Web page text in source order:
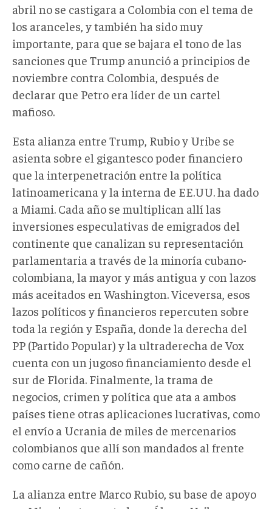
abril no se castigara a Colombia con el tema de
los aranceles, y también ha sido muy
importante, para que se bajara el tono de las
sanciones que Trump anunció a principios de
noviembre contra Colombia, después de
declarar que Petro era líder de un cartel
mafioso.
Esta alianza entre Trump, Rubio y Uribe se
asienta sobre el gigantesco poder financiero
que la interpenetración entre la política
latinoamericana y la interna de EE.UU. ha dado
a Miami. Cada año se multiplican allí las
inversiones especulativas de emigrados del
continente que canalizan su representación
parlamentaria a través de la minoría cubano-
colombiana, la mayor y más antigua y con lazos
más aceitados en Washington. Viceversa, esos
lazos políticos y financieros repercuten sobre
toda la región y España, donde la derecha del
PP (Partido Popular) y la ultraderecha de Vox
cuenta con un jugoso financiamiento desde el
sur de Florida. Finalmente, la trama de
negocios, crimen y política que ata a ambos
países tiene otras aplicaciones lucrativas, como
el envío a Ucrania de miles de mercenarios
colombianos que allí son mandados al frente
como carne de cañón.
La alianza entre Marco Rubio, su base de apoyo